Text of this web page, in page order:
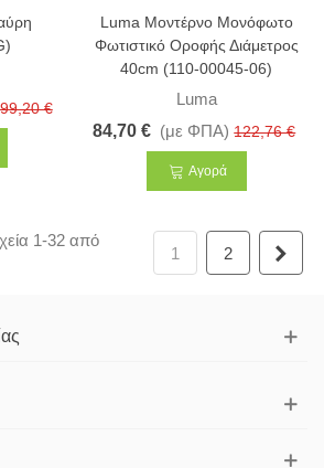
99,20 €
-31%
Luma Μοντέρνο Μονόφωτο
Φωτιστικό Οροφής Διάμετρος
40cm (110-00045-06)
Luma
84,70 € (με ΦΠΑ) 122,76 €
Αγορά
1-32 από
1 2